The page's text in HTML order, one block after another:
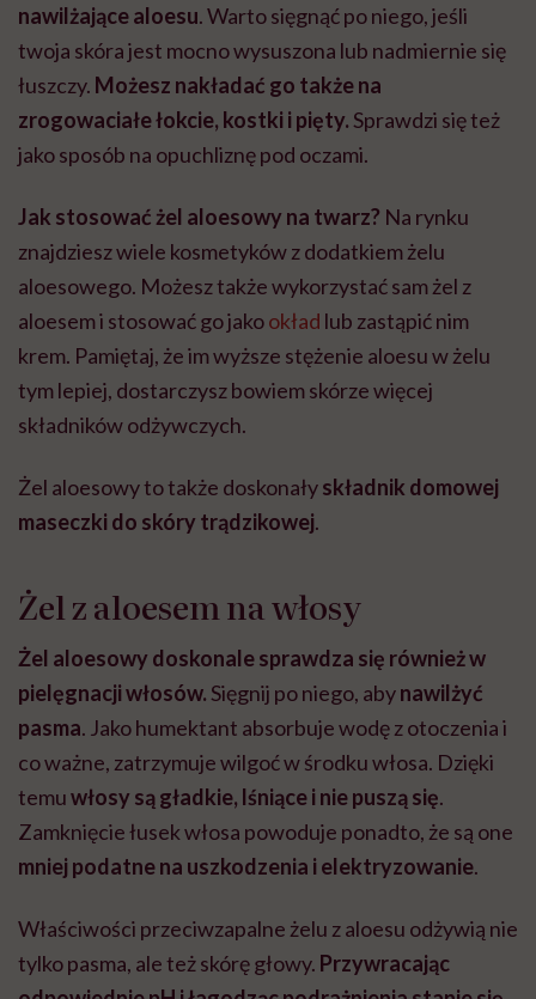
nawilżające aloesu. Warto sięgnąć po niego, jeśli
twoja skóra jest mocno wysuszona lub nadmiernie się
łuszczy. Możesz nakładać go także na
zrogowaciałe łokcie, kostki i pięty.Sprawdzi się też
jako sposób na opuchliznę pod oczami.
Jak stosować żel aloesowy na twarz? Na rynku
znajdziesz wiele kosmetyków z dodatkiem żelu
aloesowego. Możesz także wykorzystać sam żel z
aloesem i stosować go jakookład lub zastąpić nim
krem. Pamiętaj, że im wyższe stężenie aloesu w żelu
tym lepiej, dostarczysz bowiem skórze więcej
składników odżywczych.
Żel aloesowy to także doskonałyskładnik domowej
maseczki do skóry trądzikowej.
Żel z aloesem na włosy
Żel aloesowy doskonale sprawdza się również w
pielęgnacji włosów.Sięgnij po niego, abynawilżyć
pasma. Jako humektant absorbuje wodę z otoczenia i
co ważne, zatrzymuje wilgoć w środku włosa. Dzięki
temuwłosy są gładkie, lśniące i nie puszą się.
Zamknięcie łusek włosa powoduje ponadto, że są one
mniej podatne na uszkodzenia i elektryzowanie.
Właściwości przeciwzapalne żelu z aloesu odżywią nie
tylko pasma, ale też skórę głowy. Przywracając